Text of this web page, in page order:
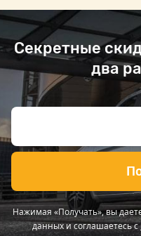
Секретные
два
Нажимая «Получать», вы
данных и соглашаетесь с